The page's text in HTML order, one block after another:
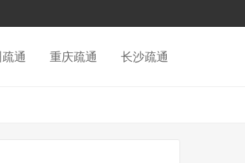
通 重庆疏通 长沙疏通